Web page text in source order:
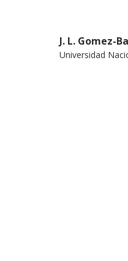
networks for
J. L. Gomez-
Universidad